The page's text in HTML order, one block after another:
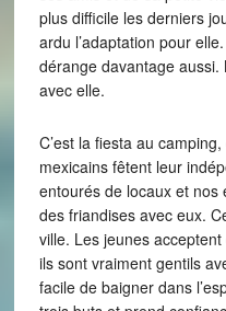
plus difficile les derniers
ardu l’adaptation pour
dérange davantage
avec elle.
C’est la fiesta au
mexicains fêtent leur
entourés de locaux et nos
des friandises avec eux.
ville. Les jeunes
ils sont vraiment gentils
facile de baigner dans